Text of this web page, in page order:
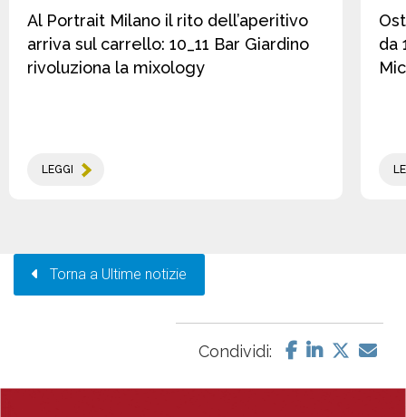
Al Portrait Milano il rito dell’aperitivo
arriva sul carrello: 10_11 Bar Giardino
rivoluziona la mixology
LEGGI
da
Torna a Ultime notizie
Condividi: